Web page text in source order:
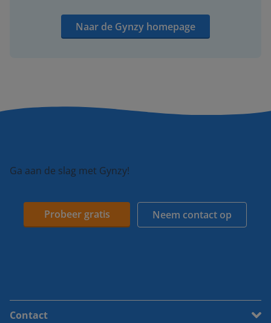
Naar de Gynzy homepage
Ga aan de slag met Gynzy!
Probeer gratis Neem contact op
Contact